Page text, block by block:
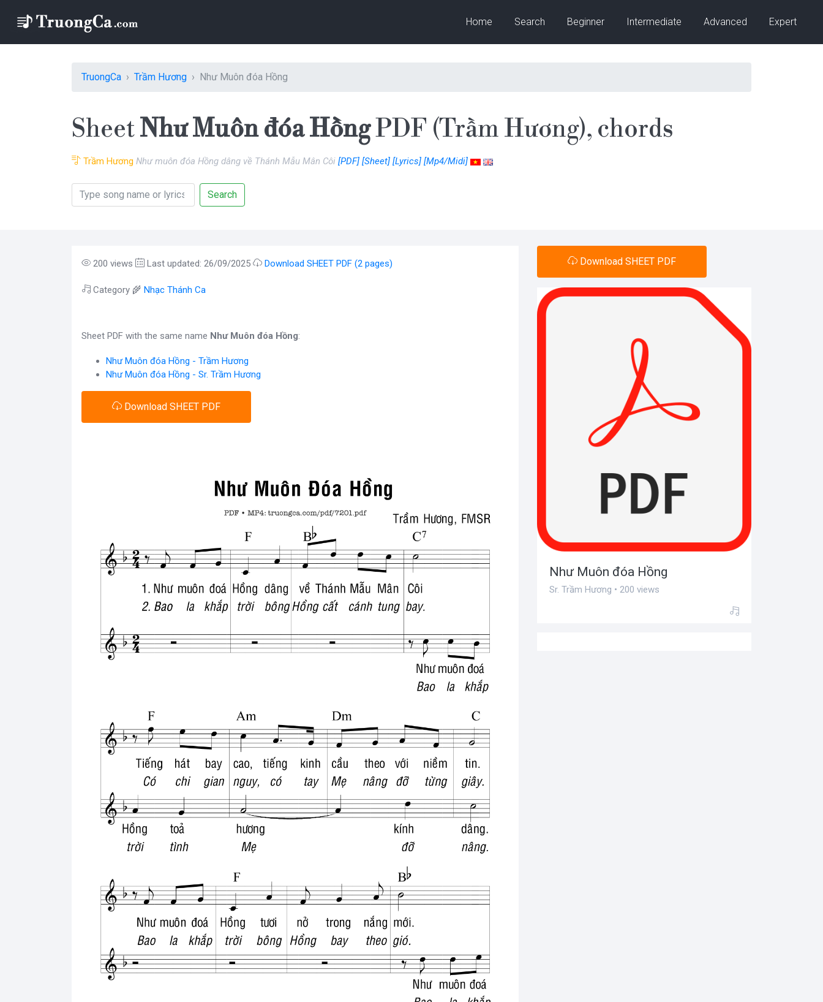
Home Search Beginner Intermediate Advanced Expert
TruongCa Trầm Hương Như Muôn đóa Hồng
SheetNhư Muôn đóa HồngPDF (Trầm Hương), chords
Trầm Hương Như muôn đóa Hồng dâng về Thánh Mẫu Mân Côi [PDF] [Sheet] [Lyrics] [Mp4/Midi]
Search
200 views Last updated: 26/09/2025 Download SHEET PDF (2 pages)
Category 🌾 Nhạc Thánh Ca
Sheet PDF with the same name Như Muôn đóa Hồng:
Như Muôn đóa Hồng - Trầm Hương
Như Muôn đóa Hồng - Sr. Trầm Hương
Download SHEET PDF
Download SHEET PDF
Như Muôn đóa Hồng
Sr. Trầm Hương • 200 views